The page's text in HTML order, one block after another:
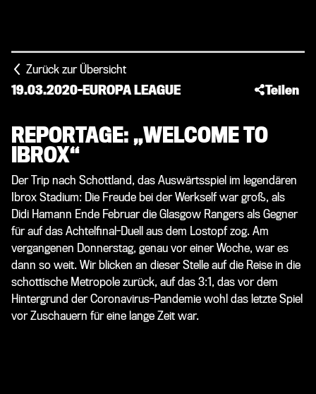
Zurück zur Übersicht
19.03.2020-EUROPA LEAGUE Teilen
REPORTAGE: „WELCOME TO
IBROX“
Der Trip nach Schottland, das Auswärtsspiel im legendären
Ibrox Stadium: Die Freude bei der Werkself war groß, als
Didi Hamann Ende Februar die Glasgow Rangers als Gegner
für auf das Achtelfinal-Duell aus dem Lostopf zog. Am
vergangenen Donnerstag, genau vor einer Woche, war es
dann so weit. Wir blicken an dieser Stelle auf die Reise in die
schottische Metropole zurück, auf das 3:1, das vor dem
Hintergrund der Coronavirus-Pandemie wohl das letzte Spiel
vor Zuschauern für eine lange Zeit war.